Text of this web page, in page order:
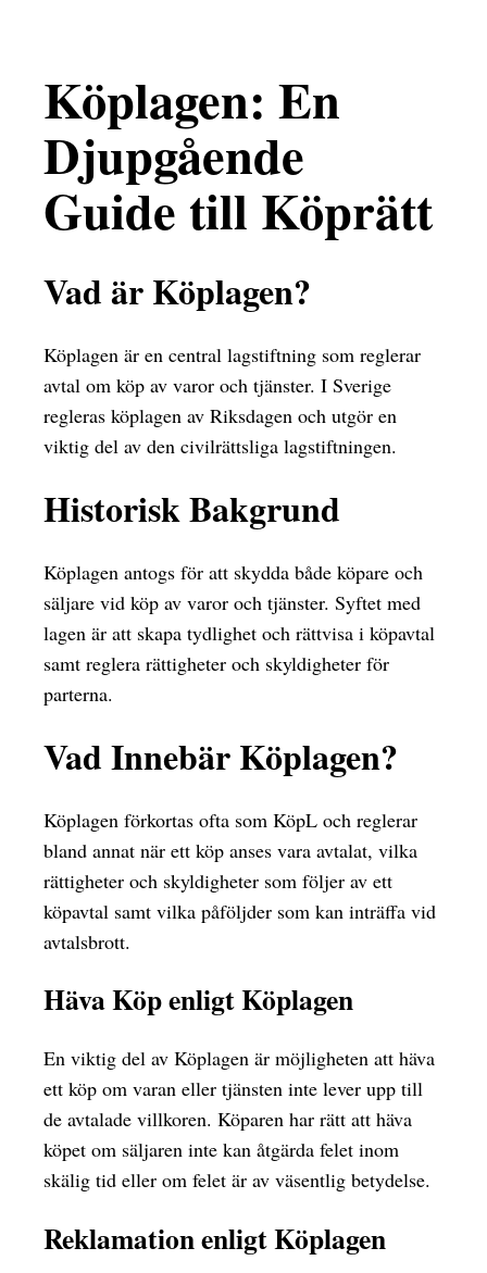
Köplagen: En
Djupgående
Guide till Köprätt
Vad är Köplagen?
Köplagen är en central lagstiftning som reglerar
avtal om köp av varor och tjänster. I Sverige
regleras köplagen av Riksdagen och utgör en
viktig del av den civilrättsliga lagstiftningen.
Historisk Bakgrund
Köplagen antogs för att skydda både köpare och
säljare vid köp av varor och tjänster. Syftet med
lagen är att skapa tydlighet och rättvisa i köpavtal
samt reglera rättigheter och skyldigheter för
parterna.
Vad Innebär Köplagen?
Köplagen förkortas ofta som KöpL och reglerar
bland annat när ett köp anses vara avtalat, vilka
rättigheter och skyldigheter som följer av ett
köpavtal samt vilka påföljder som kan inträffa vid
avtalsbrott.
Häva Köp enligt Köplagen
En viktig del av Köplagen är möjligheten att häva
ett köp om varan eller tjänsten inte lever upp till
de avtalade villkoren. Köparen har rätt att häva
köpet om säljaren inte kan åtgärda felet inom
skälig tid eller om felet är av väsentlig betydelse.
Reklamation enligt Köplagen